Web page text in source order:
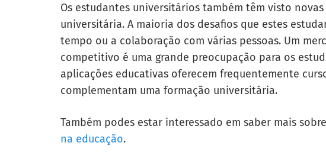
Os estudantes universitários também têm visto
universitária. A maioria dos desafios que estes
tempo ou a colaboração com várias pessoas. Um
competitivo é uma grande preocupação para os
aplicações educativas oferecem frequentemente
complementam uma formação universitária.
Também podes estar interessado em saber mais
na educação.